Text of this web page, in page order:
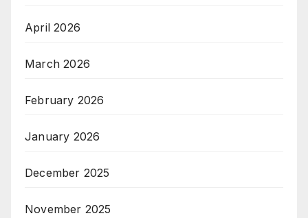
April 2026
March 2026
February 2026
January 2026
December 2025
November 2025